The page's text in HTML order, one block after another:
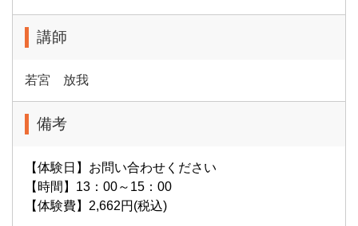
講師
若宮 放我
備考
【体験日】お問い合わせください
【時間】13：00～15：00
【体験費】2,662円(税込)